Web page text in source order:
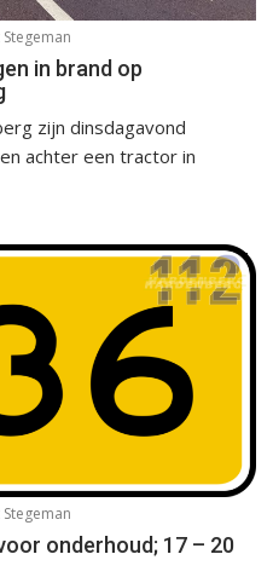
in brand op
zijn dinsdagavond
achter een tractor in
onderhoud; 17 – 20